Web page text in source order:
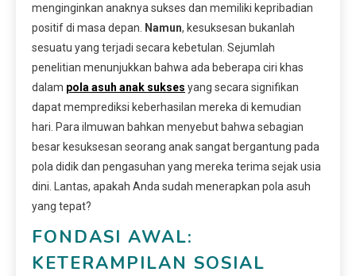
menginginkan anaknya sukses dan memiliki kepribadian
positif di masa depan.
Namun, kesuksesan bukanlah
sesuatu yang terjadi secara kebetulan. Sejumlah
penelitian menunjukkan bahwa ada beberapa ciri khas
dalam pola asuh anak sukses yang secara signifikan
dapat memprediksi keberhasilan mereka di kemudian
hari. Para ilmuwan bahkan menyebut bahwa sebagian
besar kesuksesan seorang anak sangat bergantung pada
pola didik dan pengasuhan yang mereka terima sejak usia
dini. Lantas, apakah Anda sudah menerapkan pola asuh
yang tepat?
FONDASI AWAL:
KETERAMPILAN SOSIAL